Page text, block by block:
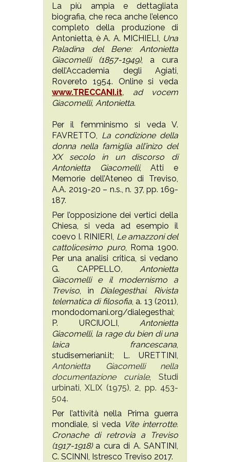
La più ampia e dettagliata
biografia, che reca anche l’elenco
completo della produzione di
Antonietta, è A. A. MICHIELI, Una
Paladina del Bene: Antonietta
Giacomelli (1857-1949), a cura
dell’Accademia degli Agiati,
Rovereto 1954. Online si veda
www.TRECCANI.it, ad vocem
Giacomelli, Antonietta.
Per il femminismo si veda V.
FAVRETTO, La condizione della
donna nella famiglia all’inizo del
XX secolo in un discorso di
Antonietta Giacomelli, Atti e
Memorie dell’Ateneo di Treviso,
A.A. 2019-20 – n.s., n. 37, pp. 169-
187.
Per l’opposizione dei vertici della
Chiesa, si veda ad esempio il
coevo I. RINIERI, Le amazzoni del
cattolicesimo puro, Roma 1900.
Per una analisi critica, si vedano
G. CAPPELLO, Antonietta
Giacomelli e il modernismo a
Treviso , in Dialegesthai. Rivista
telematica di filosofia, a. 13 (2011),
mondodomani.org/dialegesthai;
P. URCIUOLI, Antonietta
Giacomelli, la rage du bien di una
laica francescana
studisemeriani.it; L. URETTINI,
Antonietta Giacomelli nella
documentazione curiale, Studi
urbinati, XLIX (1975), 2, pp. 453-
504.
Per l’attività nella Prima guerra
mondiale, si veda Vite interrotte.
Cronache di retrovia a Treviso
(1917-1918)a cura di A. SANTINI,
C. SCINNI, Istresco Treviso 2017.